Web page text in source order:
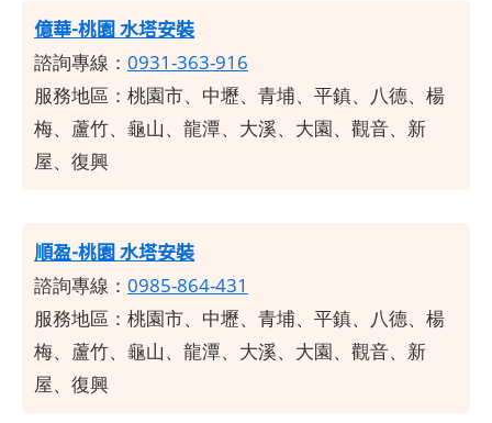
億華-桃園 水塔安裝
諮詢專線： 0931-363-916
服務地區：桃園市、中壢、青埔、平鎮、八德、楊
梅、蘆竹、龜山、龍潭、大溪、大園、觀音、新
屋、復興
順盈-桃園 水塔安裝
諮詢專線： 0985-864-431
服務地區：桃園市、中壢、青埔、平鎮、八德、楊
梅、蘆竹、龜山、龍潭、大溪、大園、觀音、新
屋、復興